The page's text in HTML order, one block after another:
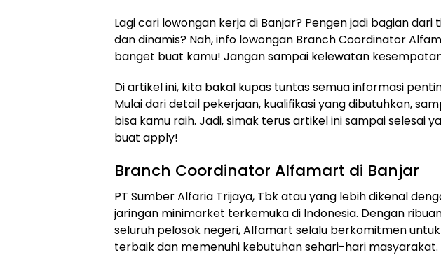
Lagi cari lowongan kerja di Banjar? Pengen jadi bagian
dan dinamis? Nah, info lowongan Branch Coordinator
banget buat kamu! Jangan sampai kelewatan
Di artikel ini, kita bakal kupas tuntas semua informasi
Mulai dari detail pekerjaan, kualifikasi yang dibutuhkan,
bisa kamu raih. Jadi, simak terus artikel ini sampai selesai
buat apply!
Branch Coordinator Alfamart di Banjar
PT Sumber Alfaria Trijaya, Tbk atau yang lebih dikenal
jaringan minimarket terkemuka di Indonesia. Dengan
seluruh pelosok negeri, Alfamart selalu berkomitmen
terbaik dan memenuhi kebutuhan sehari-hari masyarakat.